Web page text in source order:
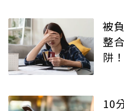
被
整
阱！
10